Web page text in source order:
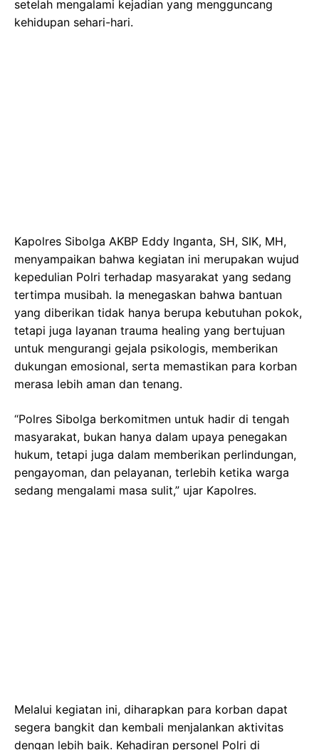
setelah mengalami kejadian yang mengguncang
kehidupan sehari-hari.
Kapolres Sibolga AKBP Eddy Inganta, SH, SIK, MH,
menyampaikan bahwa kegiatan ini merupakan wujud
kepedulian Polri terhadap masyarakat yang sedang
tertimpa musibah. Ia menegaskan bahwa bantuan
yang diberikan tidak hanya berupa kebutuhan pokok,
tetapi juga layanan trauma healing yang bertujuan
untuk mengurangi gejala psikologis, memberikan
dukungan emosional, serta memastikan para korban
merasa lebih aman dan tenang.
“Polres Sibolga berkomitmen untuk hadir di tengah
masyarakat, bukan hanya dalam upaya penegakan
hukum, tetapi juga dalam memberikan perlindungan,
pengayoman, dan pelayanan, terlebih ketika warga
sedang mengalami masa sulit,” ujar Kapolres.
Melalui kegiatan ini, diharapkan para korban dapat
segera bangkit dan kembali menjalankan aktivitas
dengan lebih baik. Kehadiran personel Polri di